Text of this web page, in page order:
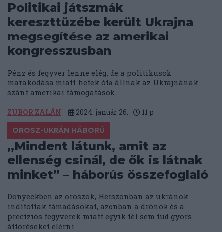
Politikai játszmák
kereszttüzébe került Ukrajna
megsegítése az amerikai
kongresszusban
Pénz és fegyver lenne elég, de a politikusok
marakodása miatt hetek óta állnak az Ukrajnának
szánt amerikai támogatások.
ZUBOR ZALÁN 2024. január 26. 11 p
OROSZ-UKRÁN HÁBORÚ
„Mindent látunk, amit az
ellenség csinál, de ők is látnak
minket” – háborús összefoglaló
Donyeckben az oroszok, Herszonban az ukránok
indítottak támadásokat, azonban a drónok és a
precíziós fegyverek miatt egyik fél sem tud gyors
áttöréseket elérni.